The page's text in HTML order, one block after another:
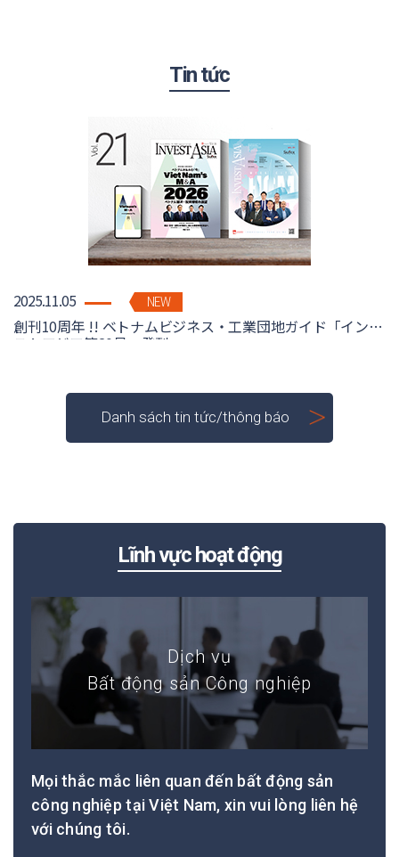
Cẩm nang Kinh doanh & Khu công
nghiệp tại Việt Nam
Phát hành định kỳ 2 lần/năm với phiên bản tiếng
Nhật và phiên bản quốc tế.
Dịch vụ thuê xe kèm tài xế
Cung cấp dịch vụ thuê xe linh hoạt theo ngày
hoặc theo tháng,
đi kèm hỗ trợ tiếng Nhật và
phong cách phục vụ chuẩn Nhật Bản
Tin tức
NEW
2025.11.05
創刊10周年 !! ベトナムビジネス・工業団地ガイド「インベ
ストアジア第20号」発刊。
Danh sách tin tức/thông báo
Lĩnh vực hoạt động
Dịch vụ
Bất động sản Công nghiệp
Mọi thắc mắc liên quan đến bất động sản
công nghiệp tại Việt Nam, xin vui lòng liên hệ
với chúng tôi.